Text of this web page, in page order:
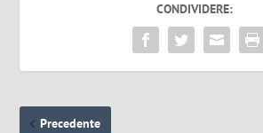
CONDIVIDERE:
Precedente